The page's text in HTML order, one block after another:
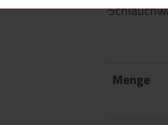
Menge